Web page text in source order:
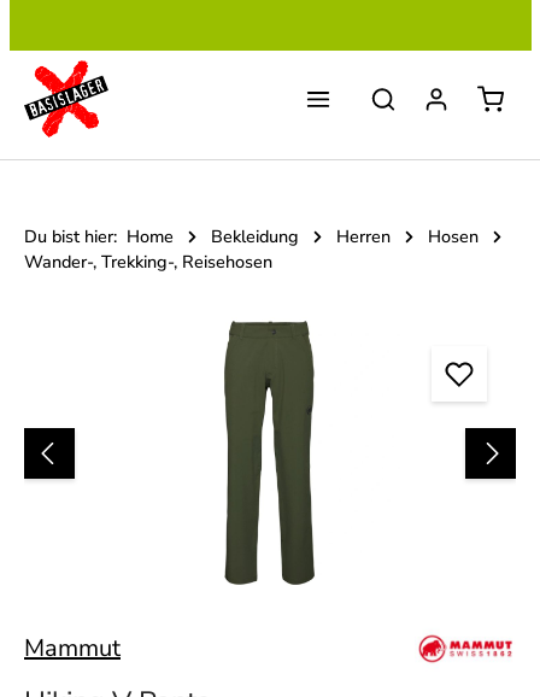
Du bist hier: Home Bekleidung Herren
Hosen
Wander-, Trekking-, Reisehosen
Mammut